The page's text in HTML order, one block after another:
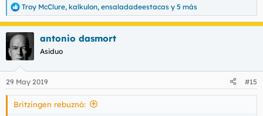
R
e
a
c
c
i
e
s
Troy McClure, kalkulon, ensaladadeestacas y 5 más
antonio dasmort
Asiduo
29 May 2019 #15
Britzingen rebuznó: